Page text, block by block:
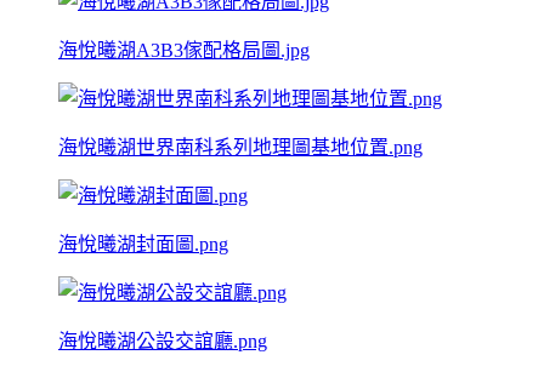
海悅曦湖A3B3傢配格局圖.jpg
海悅曦湖世界南科系列地理圖基地位置.png
海悅曦湖封面圖.png
海悅曦湖公設交誼廳.png